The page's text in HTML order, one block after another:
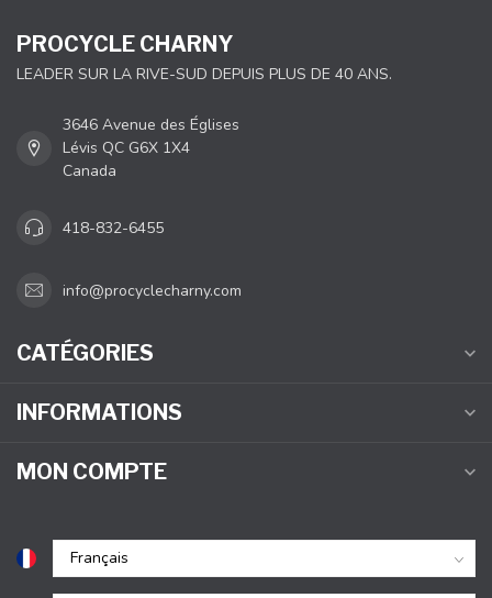
PROCYCLE CHARNY
LEADER SUR LA RIVE-SUD DEPUIS PLUS DE 40 ANS.
3646 Avenue des Églises
Lévis QC G6X 1X4
Canada
418-832-6455
info@procyclecharny.com
CATÉGORIES
INFORMATIONS
MON COMPTE